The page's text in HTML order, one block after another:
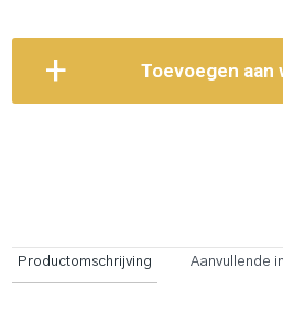
Toevoegen aan
Productomschrijving Aanvullende